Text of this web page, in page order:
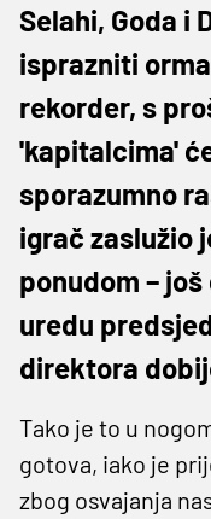
Selahi, Goda i
isprazniti
rekorder, s
'kapitalcima'
sporazumno
igrač zaslužio
ponudom –
uredu
direktora
Tako je to u
gotova, iako je
zbog osvajanja